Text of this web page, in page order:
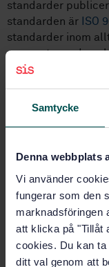
Samtycke
Denna webbplats
Vi använder
fungerar som den
marknadsföringen
att klicka på "Tillåt
cookies. Du kan
ditt val genom att
standarder
standarden är
ISO
standarder inom
ansvarstagande
Standarderna
sker i tekniska
välja att delta.
internationella
Läs mer påiso.org.